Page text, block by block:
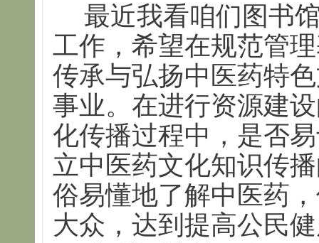
最近我看咱们图书
工作，希望在规范管
传承与弘扬中医药特
事业。在进行资源建
化传播过程中，是否
立中医药文化知识传
俗易懂地了解中医药
大众，达到提高公民